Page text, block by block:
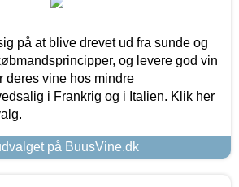
på at blive drevet ud fra sunde og
og levere god vin
deres vine hos mindre
i Frankrig og i Italien. Klik her
på BuusVine.dk